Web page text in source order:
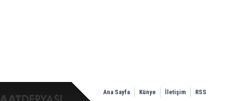
Ana Sayfa Künye İletişim RSS